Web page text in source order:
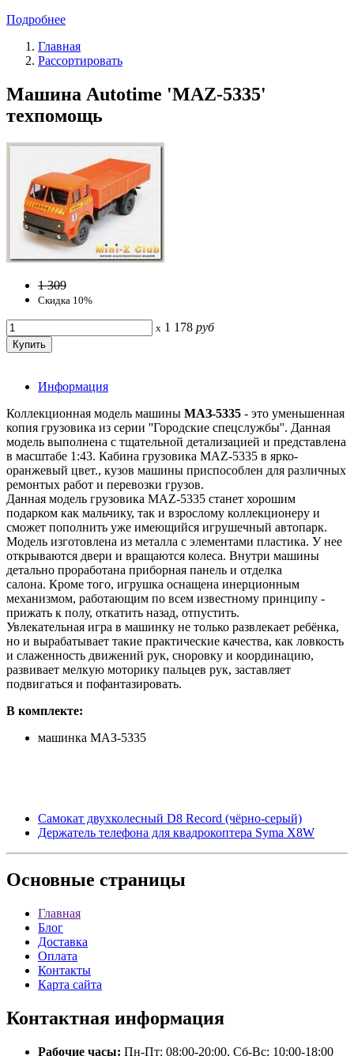
Подробнее
Главная
Рассортировать
Машина Autotime 'MAZ-5335'
техпомощь
1 309
Скидка 10%
x 1 178 руб
Информация
Коллекционная модель машины МАЗ-5335 - это уменьшенная
копия грузовика из серии ''Городские спецслужбы''. Данная
модель выполнена с тщательной детализацией и представлена
в масштабе 1:43. Кабина грузовика MAZ-5335 в ярко-
оранжевый цвет., кузов машины приспособлен для различных
ремонтых работ и перевозки грузов.
Данная модель грузовика MAZ-5335 станет хорошим
подарком как мальчику, так и взрослому коллекционеру и
сможет пополнить уже имеющийся игрушечный автопарк.
Модель изготовлена из металла с элементами пластика. У нее
открываются двери и вращаются колеса. Внутри машины
детально проработана приборная панель и отделка
салона. Кроме того, игрушка оснащена инерционным
механизмом, работающим по всем известному принципу -
прижать к полу, откатить назад, отпустить.
Увлекательная игра в машинку не только развлекает ребёнка,
но и вырабатывает такие практические качества, как ловкость
и слаженность движений рук, сноровку и координацию,
развивает мелкую моторику пальцев рук, заставляет
подвигаться и пофантазировать.
В комплекте:
машинка МАЗ-5335
Самокат двухколесный D8 Record (чёрно-серый)
Держатель телефона для квадрокоптера Syma X8W
Основные страницы
Главная
Блог
Доставка
Оплата
Контакты
Карта сайта
Контактная информация
Рабочие часы: Пн-Пт: 08:00-20:00, Сб-Вс: 10:00-18:00